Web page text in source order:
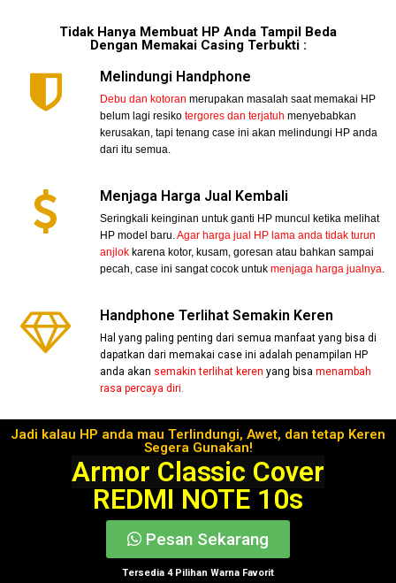
Tidak Hanya Membuat HP Anda Tampil Beda
Dengan Memakai Casing Terbukti :
Melindungi Handphone
Debu dan kotoran merupakan masalah saat memakai HP
belum lagi resiko tergores dan terjatuh menyebabkan
kerusakan, tapi tenang case ini akan melindungi HP anda
dari itu semua.
Menjaga Harga Jual Kembali
Seringkali keinginan untuk ganti HP muncul ketika melihat
HP model baru.Agar harga jual HP lama anda tidak turun
anjlok karena kotor, kusam, goresan atau bahkan sampai
pecah, case ini sangat cocok untukmenjaga harga jualnya.
Handphone Terlihat Semakin Keren
Hal yang paling penting dari semua manfaat yang bisa di
dapatkan dari memakai case ini adalah penampilan HP
anda akan semakin terlihat keren yang bisamenambah
rasa percaya diri.
Jadi kalau HP anda mau Terlindungi, Awet, dan tetap Keren
Segera Gunakan!
Armor Classic Cover
REDMI NOTE 10s
Pesan Sekarang
Tersedia 4 Pilihan Warna Favorit